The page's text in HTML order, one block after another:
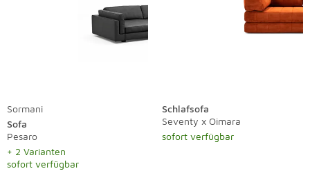
Sormani
Sofa
Pesaro
+ 2 Varianten
sofort verfügbar
Schlafsofa
Seventy x Oimara
sofort verfügbar